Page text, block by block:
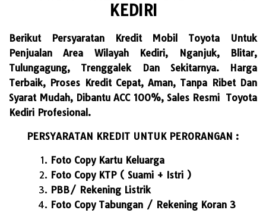
KEDIRI
Berikut Persyaratan Kredit Mobil Toyota Untuk
Penjualan Area Wilayah Kediri, Nganjuk, Blitar,
Tulungagung, Trenggalek Dan Sekitarnya. Harga
Terbaik, Proses Kredit Cepat, Aman, Tanpa Ribet Dan
Syarat Mudah, Dibantu ACC 100%, Sales Resmi Toyota
Kediri Profesional.
PERSYARATAN KREDIT UNTUK PERORANGAN :
Foto Copy Kartu Keluarga
Foto Copy KTP ( Suami + Istri )
PBB/ Rekening Listrik
Foto Copy Tabungan / Rekening Koran 3